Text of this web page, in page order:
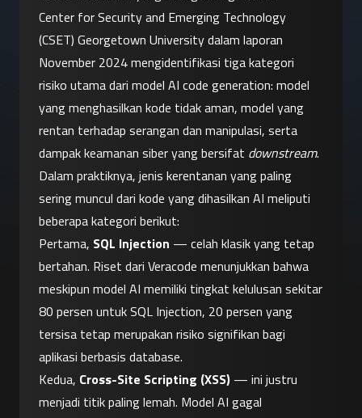
Center for Security and Emerging Technology
(CSET) Georgetown University dalam laporan
November 2024 mengidentifikasi tiga kategori
risiko utama dari model AI code generation: model
yang menghasilkan kode tidak aman, model yang
rentan terhadap serangan dan manipulasi, serta
dampak keamanan siber yang bersifat downstream.
Dalam praktiknya, jenis kerentanan yang paling
sering muncul dari kode yang dihasilkan AI meliputi
beberapa kategori berikut:
Pertama, SQL Injection — celah klasik yang tetap
bertahan. Riset dari Veracode menunjukkan bahwa
meskipun model AI memiliki tingkat kelulusan sekitar
80 persen untuk SQL Injection, 20 persen yang
tersisa tetap merupakan risiko signifikan bagi
aplikasi berbasis database.
Kedua, Cross-Site Scripting (XSS) — ini justru
menjadi titik paling lemah. Model AI gagal